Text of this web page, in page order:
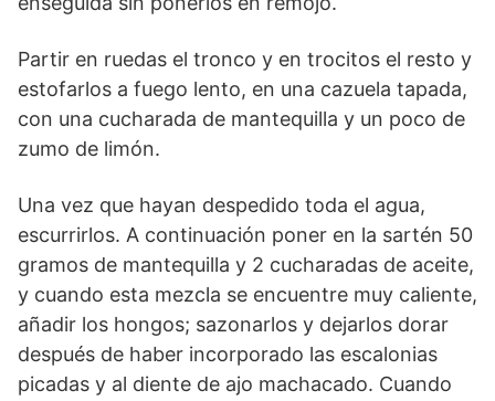
Partir en ruedas el tronco y en trocitos el resto y
estofarlos a fuego lento, en una cazuela tapada,
con una cucharada de mantequilla y un poco de
zumo de limón.
Una vez que hayan despedido toda el agua,
escurrirlos. A continuación poner en la sartén 50
gramos de mantequilla y 2 cucharadas de aceite,
y cuando esta mezcla se encuentre muy caliente,
añadir los hongos; sazonarlos y dejarlos dorar
después de haber incorporado las escalonias
picadas y al diente de ajo machacado. Cuando